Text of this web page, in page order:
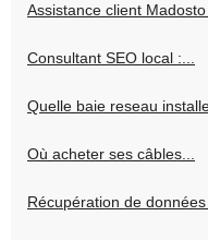
Assistance client
Consultant SEO local :...
Quelle baie reseau
Où acheter ses câbles...
Récupération de données